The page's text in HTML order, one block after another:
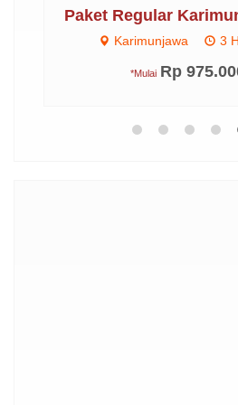
Paket Regular
Karimunjawa 3
*Mulai Rp